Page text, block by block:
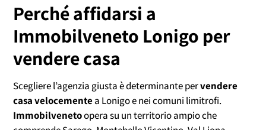
Perché affidarsi a
Immobilveneto Lonigo per
vendere casa
Scegliere l’agenzia giusta è determinante pervendere
casa velocementea Lonigo e nei comuni limitrofi.
Immobilvenetoopera su un territorio ampio che